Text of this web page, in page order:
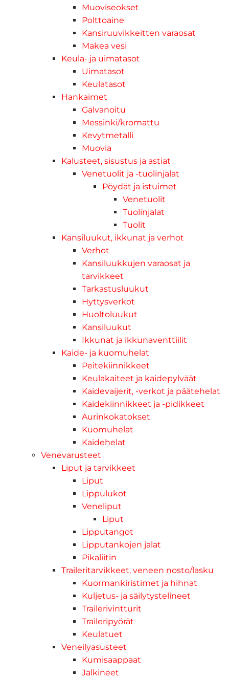
Muoviseokset
Polttoaine
Kansiruuvikkeitten varaosat
Makea vesi
Keula- ja uimatasot
Uimatasot
Keulatasot
Hankaimet
Galvanoitu
Messinki/kromattu
Kevytmetalli
Muovia
Kalusteet, sisustus ja astiat
Venetuolit ja -tuolinjalat
Pöydät ja istuimet
Venetuolit
Tuolinjalat
Tuolit
Kansiluukut, ikkunat ja verhot
Verhot
Kansiluukkujen varaosat ja
tarvikkeet
Tarkastusluukut
Hyttysverkot
Huoltoluukut
Kansiluukut
Ikkunat ja ikkunaventtiilit
Kaide- ja kuomuhelat
Peitekiinnikkeet
Keulakaiteet ja kaidepylväät
Kaidevaijerit, -verkot ja päätehelat
Kaidekiinnikkeet ja -pidikkeet
Aurinkokatokset
Kuomuhelat
Kaidehelat
Venevarusteet
Liput ja tarvikkeet
Liput
Lippulukot
Veneliput
Liput
Lipputangot
Lipputankojen jalat
Pikaliitin
Traileritarvikkeet, veneen nosto/lasku
Kuormankiristimet ja hihnat
Kuljetus- ja säilytystelineet
Trailerivintturit
Traileripyörät
Keulatuet
Veneilyasusteet
Kumisaappaat
Jalkineet